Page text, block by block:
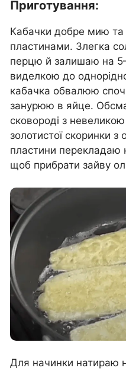
Приготування:
Кабачки добре мию та
пластинами. Злегка
перцю й залишаю на
виделкою до
кабачка обвалюю
занурюю в яйце.
сковороді з невеликою
золотистої скоринки з
пластини перекладаю
щоб прибрати зайву
Для начинки натираю